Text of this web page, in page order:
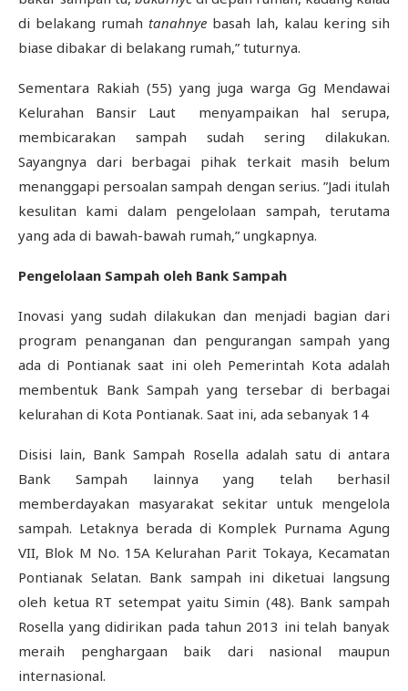
di belakang rumah tanahnye basah lah, kalau kering sih
biase dibakar di belakang rumah,” tuturnya.
Sementara Rakiah (55) yang juga warga Gg Mendawai
Kelurahan Bansir Laut menyampaikan hal serupa,
membicarakan sampah sudah sering dilakukan.
Sayangnya dari berbagai pihak terkait masih belum
menanggapi persoalan sampah dengan serius. ”Jadi itulah
kesulitan kami dalam pengelolaan sampah, terutama
yang ada di bawah-bawah rumah,” ungkapnya.
Pengelolaan Sampah oleh Bank Sampah
Inovasi yang sudah dilakukan dan menjadi bagian dari
program penanganan dan pengurangan sampah yang
ada di Pontianak saat ini oleh Pemerintah Kota adalah
membentuk Bank Sampah yang tersebar di berbagai
kelurahan di Kota Pontianak. Saat ini, ada sebanyak 14
Disisi lain, Bank Sampah Rosella adalah satu di antara
Bank Sampah lainnya yang telah berhasil
memberdayakan masyarakat sekitar untuk mengelola
sampah. Letaknya berada di Komplek Purnama Agung
VII, Blok M No. 15A Kelurahan Parit Tokaya, Kecamatan
Pontianak Selatan. Bank sampah ini diketuai langsung
oleh ketua RT setempat yaitu Simin (48). Bank sampah
Rosella yang didirikan pada tahun 2013 ini telah banyak
meraih penghargaan baik dari nasional maupun
internasional.